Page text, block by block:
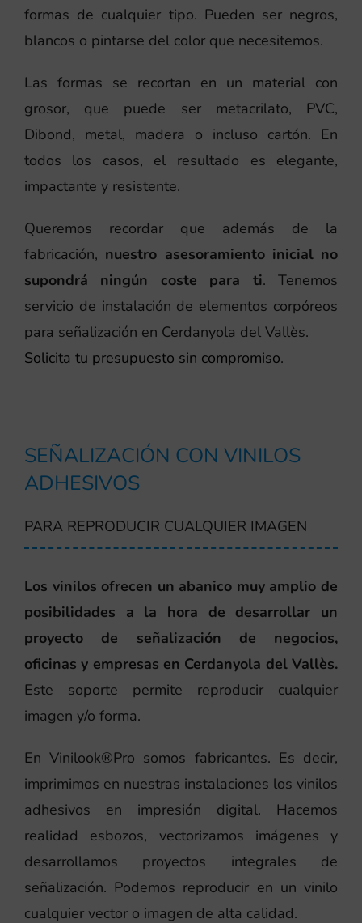
formas de cualquier tipo. Pueden ser negros,
blancos o pintarse del color que necesitemos.
Las formas se recortan en un material con
grosor, que puede ser metacrilato, PVC,
Dibond, metal, madera o incluso cartón. En
todos los casos, el resultado es elegante,
impactante y resistente.
Queremos recordar que además de la
fabricación, nuestro asesoramiento inicial no
supondrá ningún coste para ti. Tenemos
servicio de instalación de elementos corpóreos
para señalización en Cerdanyola del Vallès.
Solicita tu presupuesto sin compromiso.
SEÑALIZACIÓN CON VINILOS
ADHESIVOS
PARA REPRODUCIR CUALQUIER IMAGEN
Los vinilos ofrecen un abanico muy amplio de
posibilidades a la hora de desarrollar un
proyecto de señalización de negocios,
oficinas y empresas en Cerdanyola del Vallès.
Este soporte permite reproducir cualquier
imagen y/o forma.
En Vinilook®Pro somos fabricantes. Es decir,
imprimimos en nuestras instalaciones los vinilos
adhesivos en impresión digital. Hacemos
realidad esbozos, vectorizamos imágenes y
desarrollamos proyectos integrales de
señalización. Podemos reproducir en un vinilo
cualquier vector o imagen de alta calidad.